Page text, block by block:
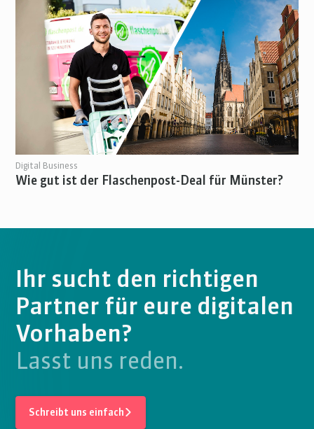
Digital Business
Wie gut ist der Flaschenpost-Deal für Münster?
Ihr sucht den richtigen
Partner für eure digitalen
Vorhaben?
Lasst uns reden.
Schreibt uns einfach